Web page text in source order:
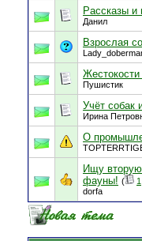
Рассказы и
Данил
Взрослая
Пушистик
Учёт собак
Ирина
О
Ищу
фауны! ( 1
dorfa